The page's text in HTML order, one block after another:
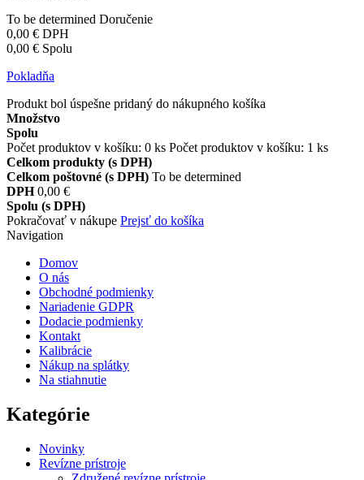
To be determined Doručenie
0,00 € DPH
0,00 € Spolu
Pokladňa
Produkt bol úspešne pridaný do nákupného košíka
Množstvo
Spolu
Počet produktov v košíku: 0 ks Počet produktov v košíku: 1 ks
Celkom produkty (s DPH)
Celkom poštovné (s DPH) To be determined
DPH 0,00 €
Spolu (s DPH)
Pokračovať v nákupe Prejsť do košíka
Navigation
Domov
O nás
Obchodné podmienky
Nariadenie GDPR
Dodacie podmienky
Kontakt
Kalibrácie
Nákup na splátky
Na stiahnutie
Kategórie
Novinky
Revízne prístroje